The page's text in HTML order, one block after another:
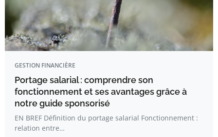
GESTION FINANCIÈRE
Portage salarial : comprendre son
fonctionnement et ses avantages grâce à
notre guide sponsorisé
EN BREF Définition du portage salarial Fonctionnement :
relation entre…